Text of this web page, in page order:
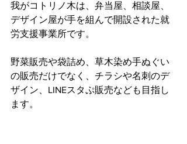
我がコトリノ木は、弁当屋、相談屋、
デザイン屋が手を組んで開設された就
労支援事業所です。
野菜販売や袋詰め、草木染め手ぬぐい
の販売だけでなく、チラシや名刺のデ
ザイン、LINEスタぷ販売なども目指し
ます。